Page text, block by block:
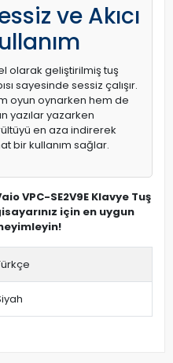
ve Akıcı
olarak geliştirilmiş tuş
sayesinde sessiz çalışır.
oyun oynarken hem de
yazılar yazarken
en aza indirerek
bir kullanım sağlar.
VPC-SE2V9E Klavye Tuş
için en uygun